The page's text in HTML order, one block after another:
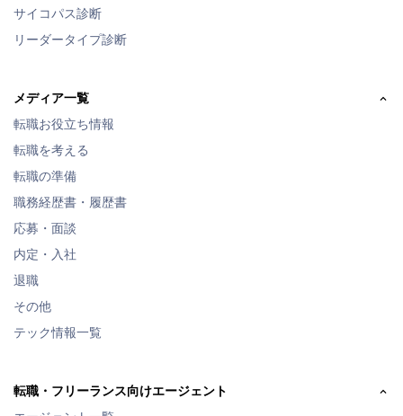
サイコパス診断
リーダータイプ診断
メディア一覧
転職お役立ち情報
転職を考える
転職の準備
職務経歴書・履歴書
応募・面談
内定・入社
退職
その他
テック情報一覧
転職・フリーランス向けエージェント